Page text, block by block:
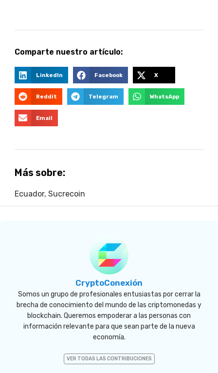
Comparte nuestro artículo:
LinkedIn Facebook X
Reddit Telegram WhatsApp
Email
Más sobre:
Ecuador, Sucrecoin
CryptoConexión
Somos un grupo de profesionales entusiastas por cerrar la
brecha de conocimiento del mundo de las criptomonedas y
blockchain. Queremos empoderar a las personas con
información relevante para que sean parte de la nueva
economía.
VER TODAS LAS CONTRIBUCIONES